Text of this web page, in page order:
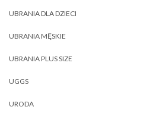
UBRANIA DLA DZIECI
UBRANIA MĘSKIE
UBRANIA PLUS SIZE
UGGS
URODA